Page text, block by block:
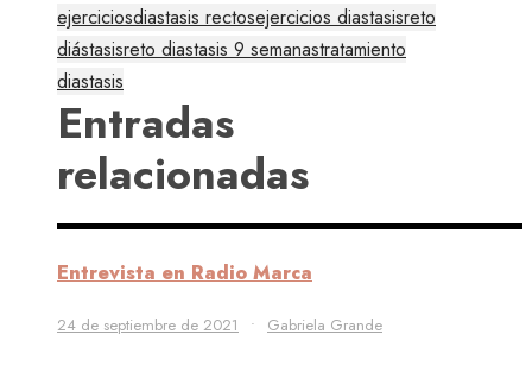
ejerciciosdiastasis rectosejercicios diastasisreto
diástasisreto diastasis 9 semanastratamiento
diastasis
Entradas
relacionadas
Entrevista en Radio Marca
24 de septiembre de 2021 • Gabriela Grande